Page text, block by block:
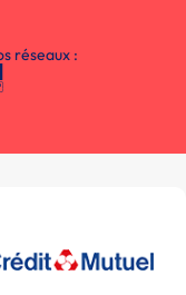
réseaux :